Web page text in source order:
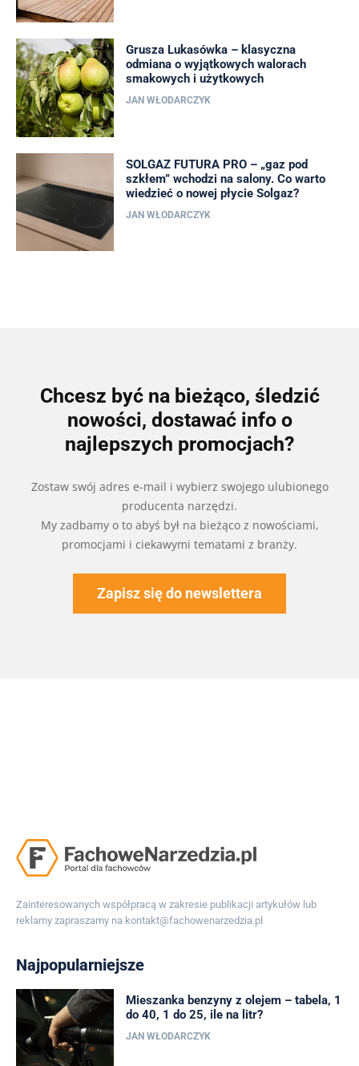
Grusza Lukasówka – klasyczna
odmiana o wyjątkowych walorach
smakowych i użytkowych
JAN WŁODARCZYK
SOLGAZ FUTURA PRO – „gaz pod
szkłem” wchodzi na salony. Co warto
wiedzieć o nowej płycie Solgaz?
JAN WŁODARCZYK
Chcesz być na bieżąco, śledzić
nowości, dostawać info o
najlepszych promocjach?
Zostaw swój adres e-mail i wybierz swojego ulubionego
producenta narzędzi.
My zadbamy o to abyś był na bieżąco z nowościami,
promocjami i ciekawymi tematami z branży.
Zapisz się do newslettera
Zainteresowanych współpracą w zakresie publikacji artykułów lub
reklamy zapraszamy na kontakt@fachowenarzedzia.pl
Najpopularniejsze
Mieszanka benzyny z olejem – tabela, 1
do 40, 1 do 25, ile na litr?
JAN WŁODARCZYK